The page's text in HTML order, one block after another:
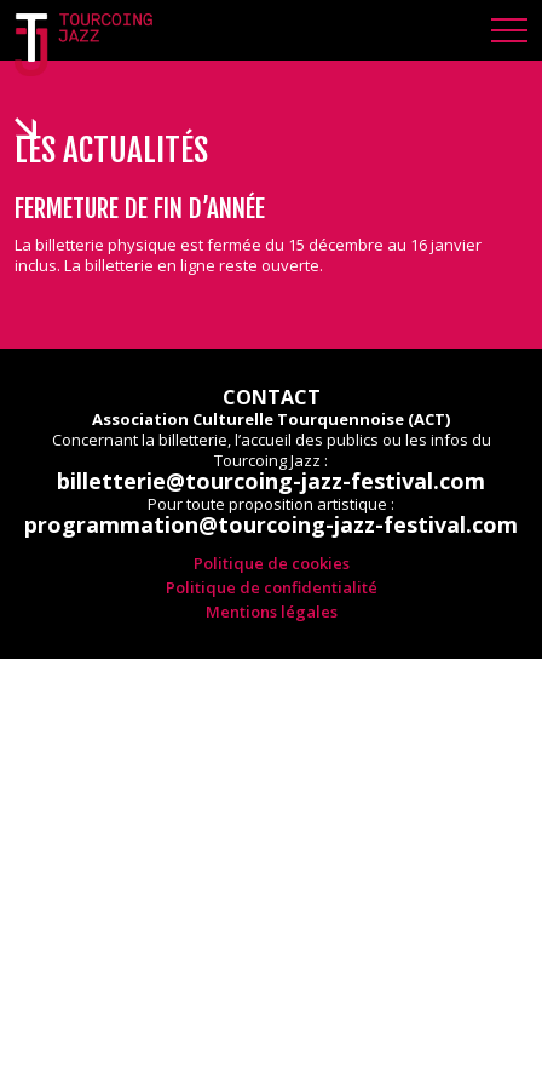
LES ACTUALITÉS
FERMETURE DE FIN D’ANNÉE
La billetterie physique est fermée du 15 décembre au 16 janvier
inclus. La billetterie en ligne reste ouverte.
CONTACT
Association Culturelle Tourquennoise (ACT)
Concernant la billetterie, l’accueil des publics ou les infos du
Tourcoing Jazz :
billetterie@tourcoing-jazz-festival.com
Pour toute proposition artistique :
programmation@tourcoing-jazz-festival.com
Politique de cookies
Politique de confidentialité
Mentions légales